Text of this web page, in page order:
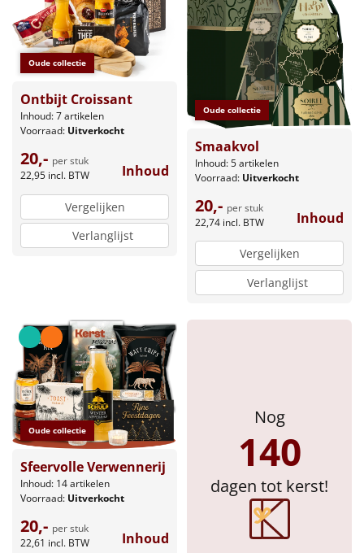
Oude collectie
Ontbijt Croissant
Inhoud: 7 artikelen
Voorraad: Uitverkocht
20,- per stuk
22,95 incl. BTW Inhoud
Vergelijken
Verlanglijst
Oude collectie
Smaakvol
Inhoud: 5 artikelen
Voorraad: Uitverkocht
20,- per stuk
22,74 incl. BTW Inhoud
Vergelijken
Verlanglijst
Oude collectie
Sfeervolle Verwennerij
Inhoud: 14 artikelen
Voorraad: Uitverkocht
20,- per stuk
22,61 incl. BTW Inhoud
Nog
140
dagen tot kerst!